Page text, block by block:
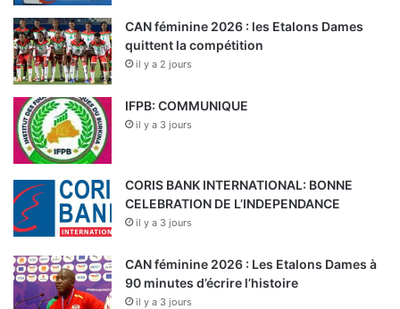
CAN féminine 2026 : les Etalons Dames
quittent la compétition
il y a 2 jours
IFPB: COMMUNIQUE
il y a 3 jours
CORIS BANK INTERNATIONAL: BONNE
CELEBRATION DE L’INDEPENDANCE
il y a 3 jours
CAN féminine 2026 : Les Etalons Dames à
90 minutes d’écrire l’histoire
il y a 3 jours